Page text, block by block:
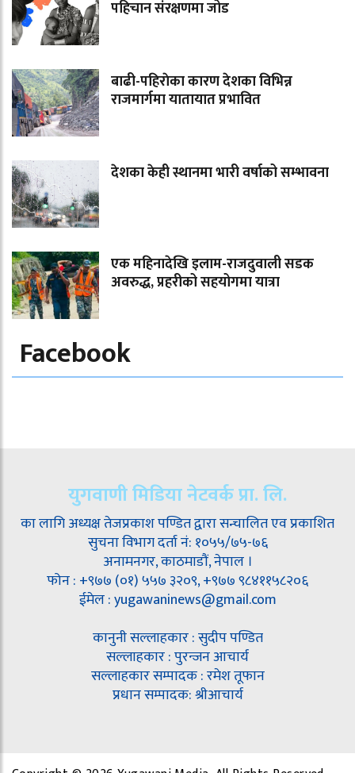
पहिचान संरक्षणमा जोड
बाढी-पहिराेका कारण देशका विभिन्न
राजमार्गमा यातायात प्रभावित
देशका केही स्थानमा भारी वर्षाको सम्भावना
एक महिनादेखि इलाम-राजदुवाली सडक
अवरुद्ध, प्रहरीको सहयोगमा यात्रा
Facebook
युगवाणी मिडिया नेटवर्क प्रा. लि.
का लागि अध्यक्ष तेजप्रकाश पण्डित द्वारा सन्चालित एव प्रकाशित
सुचना विभाग दर्ता नं: १०५५/७५-७६
अनामनगर, काठमाडौं, नेपाल ।
फोन : +९७७ (०१) ५५७ ३२०९, +९७७ ९८४११५८२०६
ईमेल : yugawaninews@gmail.com
कानुनी सल्लाहकार : सुदीप पण्डित
सल्लाहकार : पुरन्जन आचार्य
सल्लाहकार सम्पादक : रमेश तूफान
प्रधान सम्पादक: श्रीआचार्य